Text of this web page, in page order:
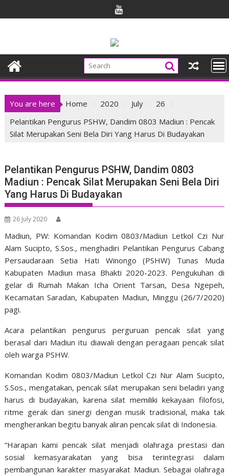
to
You are here Home 2020 July
26
Pelantikan Pengurus PSHW, Dandim 0803 Madiun : Pencak
Silat Merupakan Seni Bela Diri Yang Harus Di Budayakan
Pelantikan Pengurus PSHW, Dandim 0803
Madiun : Pencak Silat Merupakan Seni Bela Diri
Yang Harus Di Budayakan
26 July 2020
Madiun, PW: Komandan Kodim 0803/Madiun Letkol Czi Nur
Alam Sucipto, S.Sos., menghadiri Pelantikan Pengurus Cabang
Persaudaraan Setia Hati Winongo (PSHW) Tunas Muda
Kabupaten Madiun masa Bhakti 2020-2023. Pengukuhan di
gelar di Rumah Makan Icha Orient Tarsan, Desa Ngepeh,
Kecamatan Saradan, Kabupaten Madiun, Minggu (26/7/2020)
pagi.
Acara pelantikan pengurus perguruan pencak silat yang
berasal dari Madiun itu diawali dengan peragaan pencak silat
oleh warga PSHW.
Komandan Kodim 0803/Madiun Letkol Czi Nur Alam Sucipto,
S.Sos., mengatakan, pencak silat merupakan seni beladiri yang
harus di budayakan, karena silat memiliki kekayaan filofosi,
ritme gerak dan sinergi dengan musik tradisional, maka tak
mengherankan begitu banyak aliran pencak silat di Indonesia.
“Harapan kami pencak silat menjadi olahraga prestasi dan
sosial kemasyarakatan yang bisa terintegrasi dalam
pembangunan karakter masyarakat Madiun. Sebagai olahraga